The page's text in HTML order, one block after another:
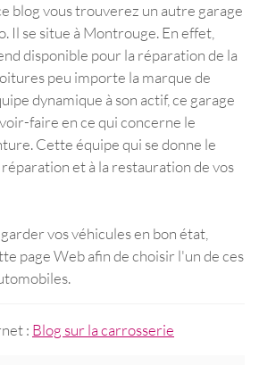
blog vous trouverez un autre garage
Il se situe à Montrouge. En effet,
disponible pour la réparation de la
peu importe la marque de
dynamique à son actif, ce garage
faire en ce qui concerne le
Cette équipe qui se donne le
et à la restauration de vos
vos véhicules en bon état,
page Web afin de choisir l'un de ces
: Blog sur la carrosserie